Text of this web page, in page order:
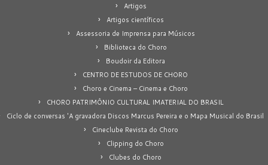
Artigos
Artigos científicos
Assessoria de Imprensa para Músicos
Biblioteca do Choro
Boudoir da Editora
CENTRO DE ESTUDOS DE CHORO
Choro e Cinema – Cinema e Choro
CHORO PATRIMÔNIO CULTURAL IMATERIAL DO BRASIL
Ciclo de conversas 'A gravadora Discos Marcus Pereira e o Mapa Musical do Brasil
Cineclube Revista do Choro
Clipping do Choro
Clubes do Choro